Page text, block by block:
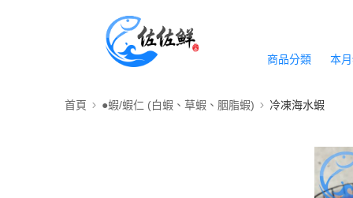
商品分類 本
首頁 ●蝦/蝦仁 (白蝦、草蝦、胭脂蝦) 冷凍海水蝦